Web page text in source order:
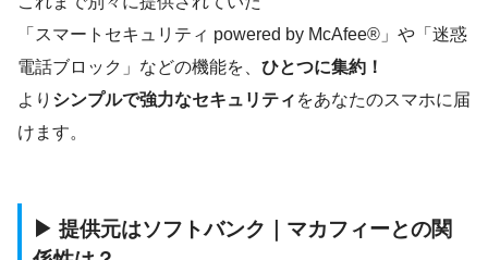
「スマートセキュリティ powered by McAfee®」や「迷惑
電話ブロック」などの機能を、 ひとつに集約！
より シンプルで強力なセキュリティ をあなたのスマホに届
けます。
▶ 提供元はソフトバンク｜マカフィーとの関